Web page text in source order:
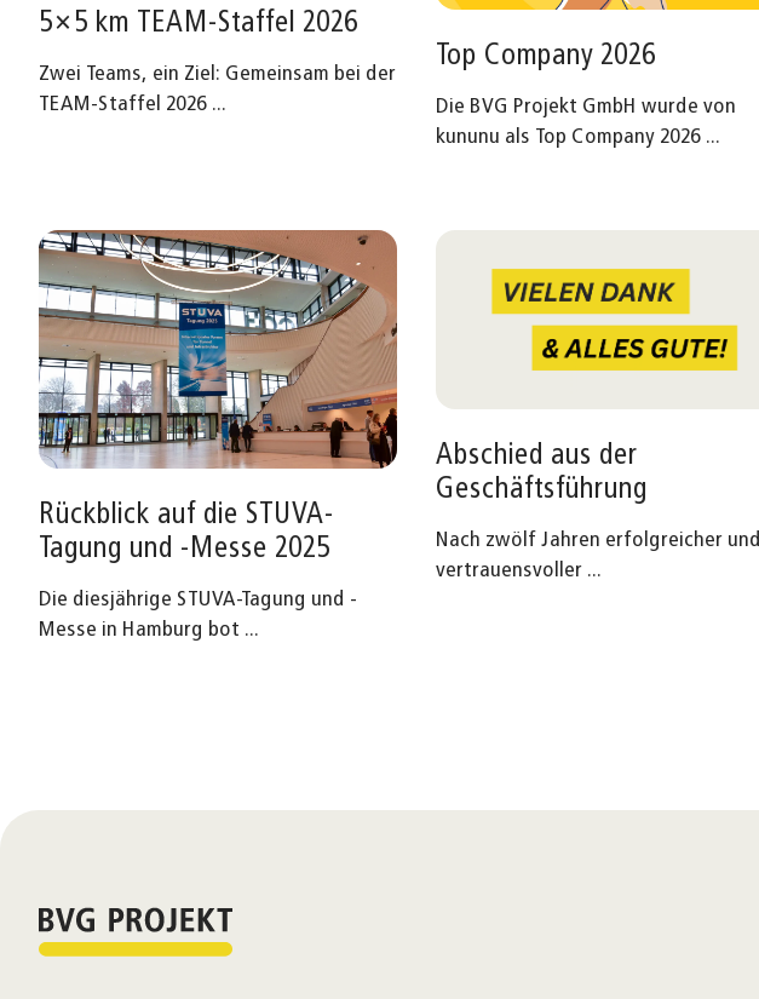
5×5 km TEAM-Staffel 2026
Zwei Teams, ein Ziel: Gemeinsam bei der
TEAM-Staffel 2026 ...
Top Company 2026
Die BVG Projekt GmbH wurde von
kununu als Top Company 2026 ...
Rückblick auf die STUVA-
Tagung und -Messe 2025
Die diesjährige STUVA-Tagung und -
Messe in Hamburg bot ...
Abschied aus der
Geschäftsführung
Nach zwölf Jahren erfolgreicher und
vertrauensvoller ...